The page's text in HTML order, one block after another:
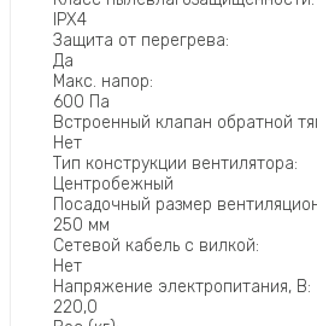
IPX4
Защита от перегрева:
Да
Макс. напор:
600 Па
Встроенный клапан обратной
Нет
Тип конструкции вентилятора:
Центробежный
Посадочный размер
250 мм
Сетевой кабель с вилкой:
Нет
Напряжение электропитания, В:
220,0